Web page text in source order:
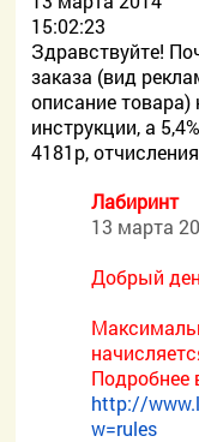
15:02:23
Здравствуйте!
заказа (вид
описание товара)
инструкции, а
4181р,
Лабиринт
13 марта
Добрый
Подробнее
http://
w=rules